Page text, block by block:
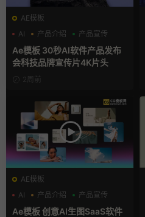
AE模板
AI
产品介绍 产品宣传
Ae模板 30秒AI软件产品发布
会科技品牌宣传片4K片头
2周前
AE模板
AI
产品介绍 产品宣传
Ae模板 创意AI生图SaaS软件